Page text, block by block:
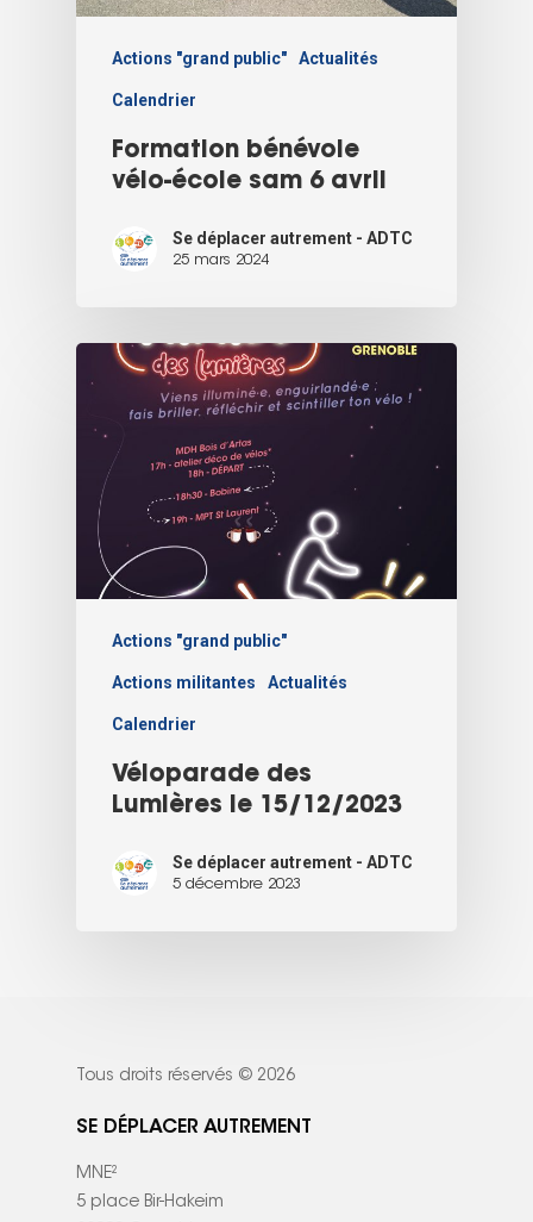
Actions "grand public" Actualités
Calendrier
Formation bénévole
vélo-école sam 6 avril
Se déplacer autrement - ADTC
25 mars 2024
Actions "grand public"
Actions militantes Actualités
Calendrier
Véloparade des
Lumières le 15/12/2023
Se déplacer autrement - ADTC
5 décembre 2023
Tous droits réservés © 2026
SE DÉPLACER AUTREMENT
MNE²
5 place Bir-Hakeim